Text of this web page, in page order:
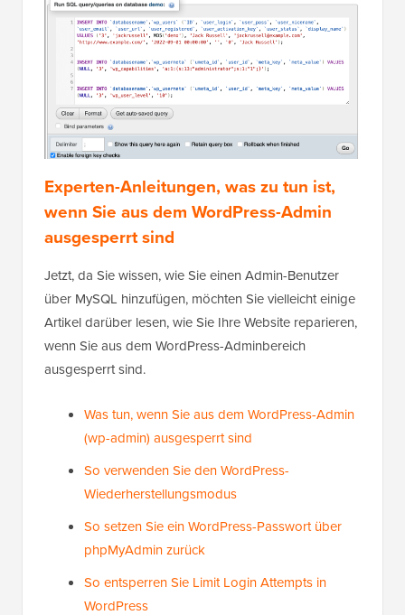
Experten-Anleitungen, was zu tun ist,
wenn Sie aus dem WordPress-Admin
Jetzt, da Sie wissen, wie Sie einen Admin-Benutzer
über MySQL hinzufügen, möchten Sie vielleicht einige
Artikel darüber lesen, wie Sie Ihre Website reparieren,
wenn Sie aus dem WordPress-Adminbereich
Was tun, wenn Sie aus dem WordPress-Admin
So verwenden Sie den WordPress-
So setzen Sie ein WordPress-Passwort über
So entsperren Sie Limit Login Attempts in